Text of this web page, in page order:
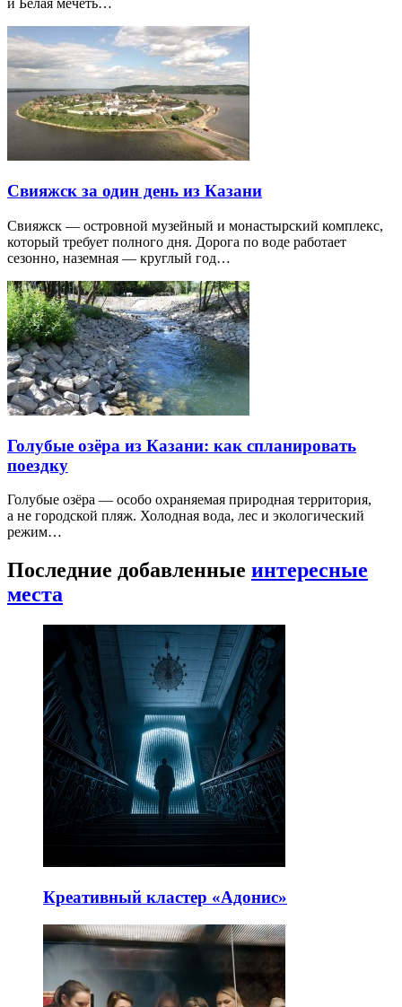
и Белая мечеть…
Свияжск за один день из Казани
Свияжск — островной музейный и монастырский комплекс,
который требует полного дня. Дорога по воде работает
сезонно, наземная — круглый год…
Голубые озёра из Казани: как спланировать
поездку
Голубые озёра — особо охраняемая природная территория,
а не городской пляж. Холодная вода, лес и экологический
режим…
Последние добавленные интересные
места
Креативный кластер «Адонис»